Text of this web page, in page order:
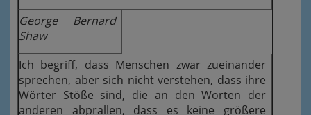
George Bernard
Shaw
Ich begriff, dass Menschen zwar zueinander
sprechen, aber sich nicht verstehen, dass ihre
Wörter Stöße sind, die an den Worten der
anderen abprallen, dass es keine größere